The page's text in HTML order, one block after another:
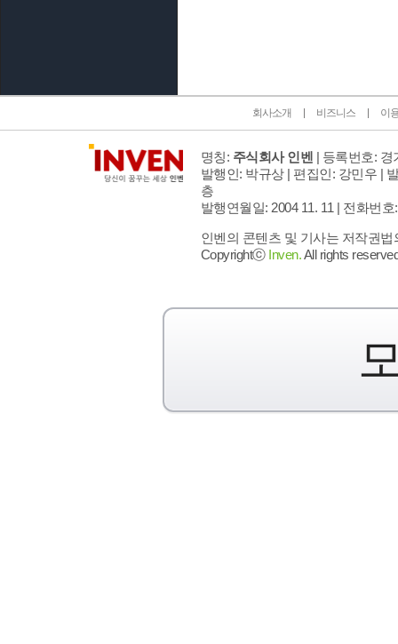
회사소개 비즈니스 이
명칭: 주식회사 인벤 | 등록번호: 경
발행인: 박규상 | 편집인: 강민우 |
층
발행연월일: 2004 11. 11 | 전화번호
인벤의 콘텐츠 및 기사는 저작권
Copyrightⓒ Inven.All rights